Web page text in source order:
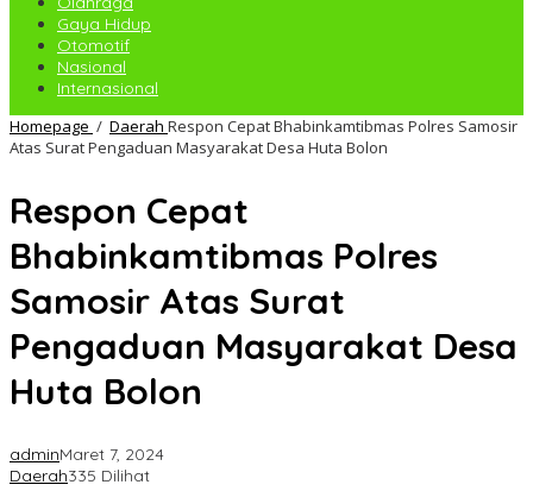
Gaya Hidup
Otomotif
Nasional
Internasional
Homepage / Daerah Respon Cepat Bhabinkamtibmas Polres Samosir
Atas Surat Pengaduan Masyarakat Desa Huta Bolon
Respon Cepat
Bhabinkamtibmas Polres
Samosir Atas Surat
Pengaduan Masyarakat Desa
Huta Bolon
adminMaret 7, 2024
Daerah335 Dilihat